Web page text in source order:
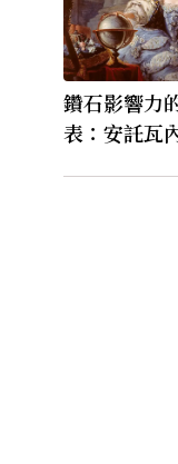
鑽石影響力
表：安託瓦